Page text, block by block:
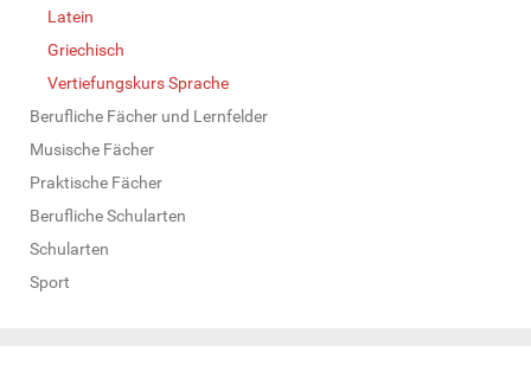
Latein
Griechisch
Vertiefungskurs Sprache
Berufliche Fächer und Lernfelder
Musische Fächer
Praktische Fächer
Berufliche Schularten
Schularten
Sport